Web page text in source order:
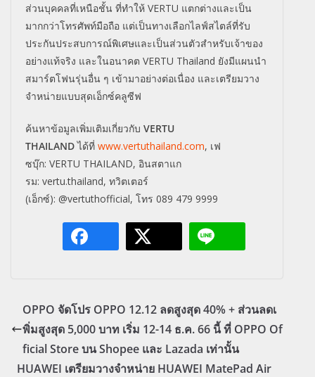
ส่วนบุคคลที่เหนือชั้น ที่ทำให้ VERTU แตกต่างและเป็น
มากกว่าโทรศัพท์มือถือ แต่เป็นทางเลือกไลฟ์สไตล์ที่รับ
ประกันประสบการณ์พิเศษและเป็นส่วนตัวสำหรับเจ้าของ
อย่างแท้จริง และในอนาคต VERTU Thailand ยังมีแผนนำ
สมาร์ตโฟนรุ่นอื่น ๆ เข้ามาอย่างต่อเนื่อง และเตรียมวาง
จำหน่ายแบบสุดเอ็กซ์คลูซีฟ
ค้นหาข้อมูลเพิ่มเติมเกี่ยวกับ VERTU
THAILAND ได้ที่ www.vertuthailand.com, เฟ
ซบุ๊ก: VERTU THAILAND, อินสตาแก
รม: vertu.thailand, ทวิตเตอร์
(เอ็กซ์): @vertuthofficial, โทร 089 479 9999
OPPO จัดโปร OPPO 12.12 ลดสูงสุด 40% + ส่วนลดเ
พิ่มสูงสุด 5,000 บาท เริ่ม 12-14 ธ.ค. 66 นี้ ที่ OPPO Of
ficial Store บน Shopee และ Lazada เท่านั้น
HUAWEI เตรียมวางจำหน่าย HUAWEI MatePad Air